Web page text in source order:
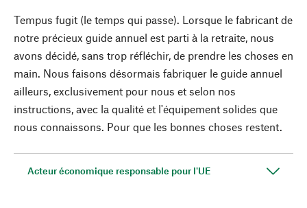
Tempus fugit (le temps qui passe). Lorsque le fabricant de
notre précieux guide annuel est parti à la retraite, nous
avons décidé, sans trop réfléchir, de prendre les choses en
main. Nous faisons désormais fabriquer le guide annuel
ailleurs, exclusivement pour nous et selon nos
instructions, avec la qualité et l'équipement solides que
nous connaissons. Pour que les bonnes choses restent.
Acteur économique responsable pour l'UE